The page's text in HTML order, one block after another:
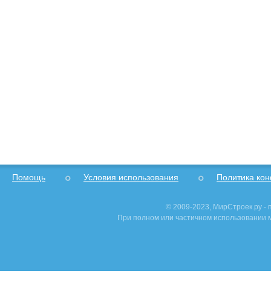
Помощь Условия использования Политика
© 2009-2023, МирСтроек.ру -
При полном или частичном использовании